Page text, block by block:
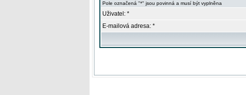
Pole označená "*" jsou povinná a musí být vyplněna
Uživatel: *
E-mailová adresa: *